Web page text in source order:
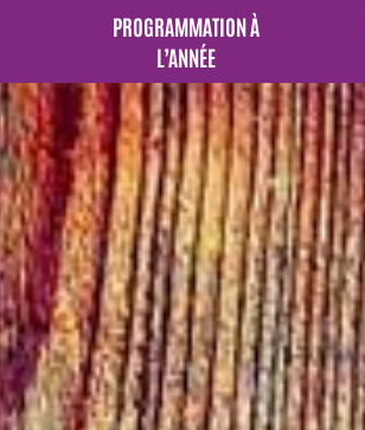
PROGRAMMATION À
L’ANNÉE